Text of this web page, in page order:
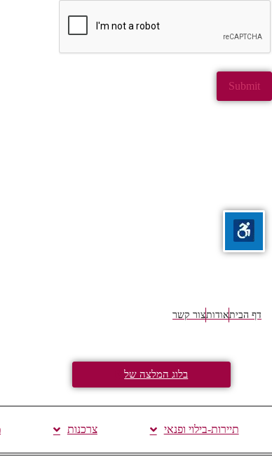
דף הביתאודותצור קשר
בלוג המלצה של
תיירות-בילוי ופנאי צרכנות